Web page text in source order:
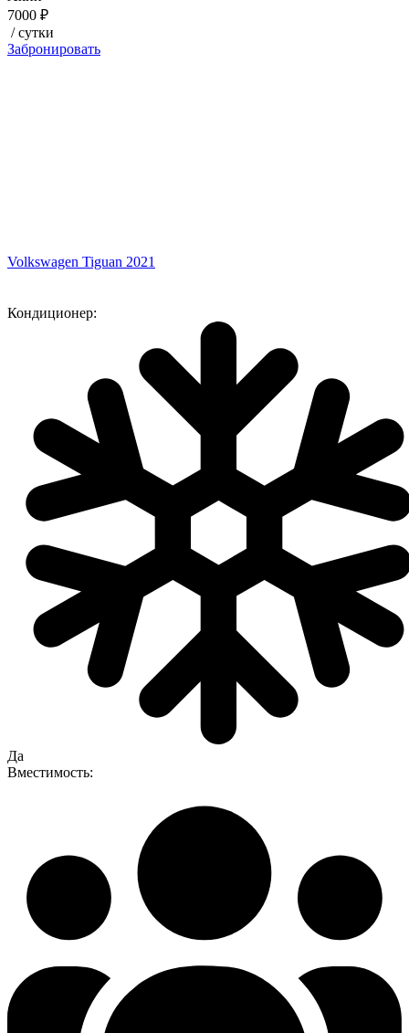
7000 ₽
/ сутки
Забронировать
Volkswagen Tiguan 2021
Кондиционер:
Да
Вместимость: